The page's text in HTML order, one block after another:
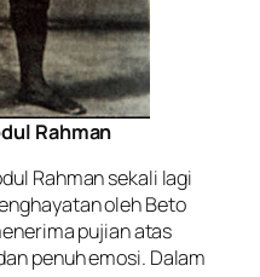
Rahman
Rahman sekali lagi
oleh Beto
pujian atas
penuh emosi. Dalam